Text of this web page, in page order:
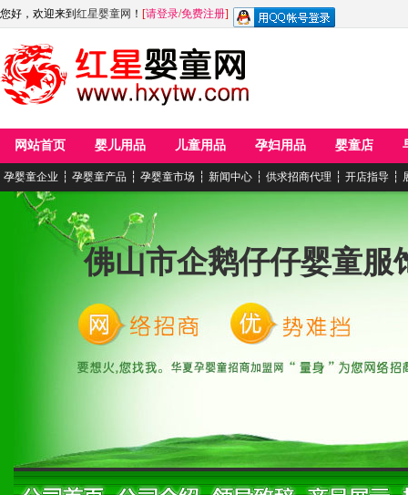
您好，欢迎来到 红星婴童网 ！ [请登录/免费注册]
网站首页 婴儿用品 儿童用品 孕妇用品 婴童店
孕婴童企业 ┆ 孕婴童产品 ┆ 孕婴童市场 ┆ 新闻中心 ┆ 供求招商代理 ┆ 开店指导 ┆
佛山市企鹅仔仔婴童服